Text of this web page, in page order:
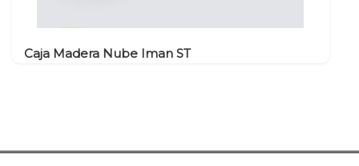
Caja Madera Nube Iman ST